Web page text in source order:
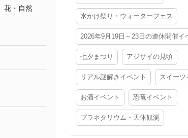
花・自然
水かけ祭り・ウォーターフェス
2026年9月19日～23日の連休開催イ
七夕まつり アジサイの見頃
リアル謎解きイベント スイーツ
お酒イベント 恐竜イベント
プラネタリウム・天体観測